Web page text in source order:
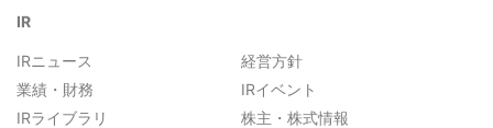
IR
IRニュース
経営方針
業績・財務
IRイベント
IRライブラリ
株主・株式情報